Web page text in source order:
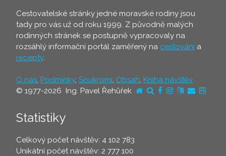
Cestovatelské stránky jedné moravské rodiny jsou
tady pro vás už od roku 1999. Z původně malých
rodinných stránek se postupně vypracovaly na
rozsáhlý informační portál zaměřený na cestování a
recepty.
O nás, Podmínky, Soukromí, Obsah, Kniha návštěv
© 1977-2026 Ing. Pavel Řehůřek
Statistiky
Celkový počet návštěv: 4 102 783
Unikátní počet návštěv: 2 777 100